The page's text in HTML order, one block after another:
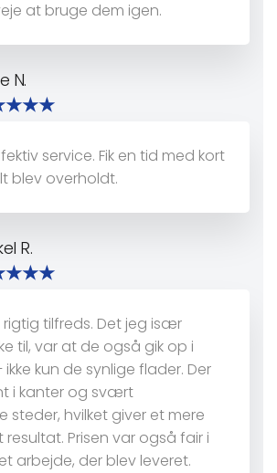
at bruge dem igen.
N.
service. Fik en tid med kort
blev overholdt.
R.
tilfreds. Det jeg især
til, var at de også gik op i
kun de synlige flader. Der
i kanter og svært
hvilket giver et mere
Prisen var også fair i
arbejde, der blev leveret.